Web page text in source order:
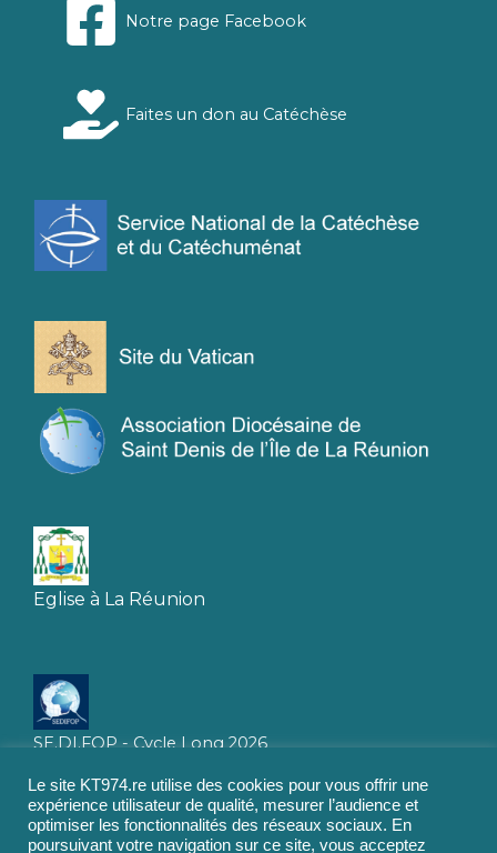
Notre page Facebook
Faites un don au Catéchèse
Eglise à La Réunion
SE.DI.FOP - Cycle Long 2026
Le site KT974.re utilise des cookies pour vous offrir une
expérience utilisateur de qualité, mesurer l’audience et
optimiser les fonctionnalités des réseaux sociaux. En
poursuivant votre navigation sur ce site, vous acceptez